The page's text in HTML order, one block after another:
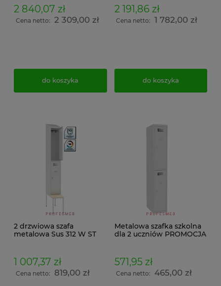
wysuwaną Pw 431 półką
na buty i daszkiem
wymiar 239x120x74,5cm
2 840,07 zł
Cena netto: 2 309,00 zł
do koszyka
drzwiowa z ławeczką stała
P 433 z siedziskiem
wymiar 219x120x74,5cm
2 191,86 zł
Cena netto: 1 782,00 zł
do koszyka
2 drzwiowa szafa
metalowa Sus 312 W ST
drewnianą stała P 313 i
daszkiem skośnym
wymiar 239x30x74,5cm
1 007,37 zł
Cena netto: 819,00 zł
Metalowa szafka szkolna
dla 2 uczniów PROMOCJA
571,95 zł
Cena netto: 465,00 zł